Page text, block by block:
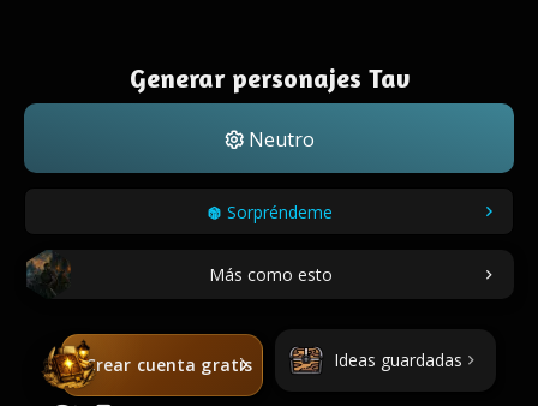
Generar personajes Tav
Neutro
Sorpréndeme
Más como esto
Crear cuenta gratis Ideas guardadas